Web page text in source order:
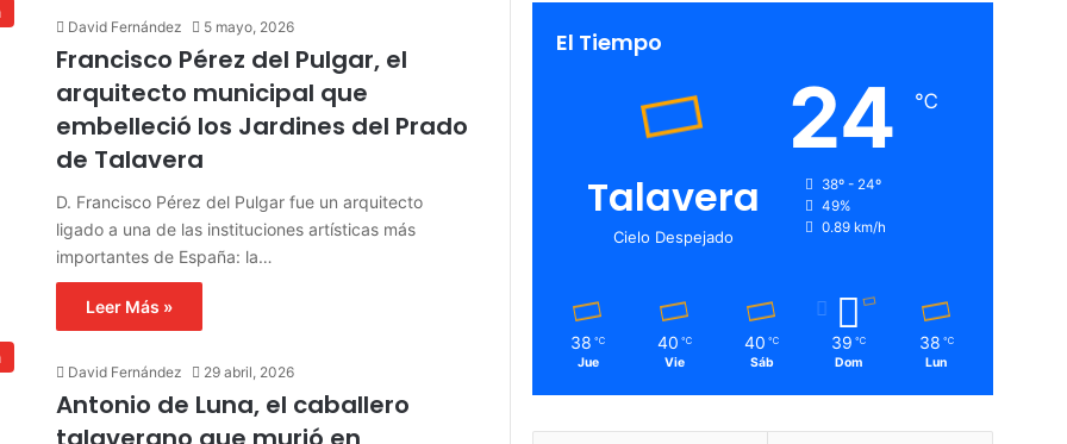
David Fernández 5 mayo, 2026
Francisco Pérez del Pulgar, el
arquitecto municipal que
embelleció los Jardines del Prado
de Talavera
D. Francisco Pérez del Pulgar fue un arquitecto
ligado a una de las instituciones artísticas más
importantes de España: la…
Leer Más »
David Fernández 29 abril, 2026
Antonio de Luna, el caballero
El Tiempo
Talavera
Cielo Despejado
24 ℃
38º - 24º
49%
0.89 km/h
38 ℃
Jue
40 ℃
Vie
40 ℃
Sáb
39 ℃
Dom
38 ℃
Lun